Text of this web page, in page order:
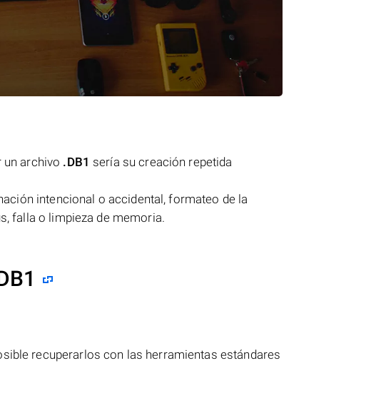
un archivo .DB1 sería su creación repetida
intencional o accidental, formateo de la
falla o limpieza de memoria.
recuperarlos con las herramientas estándares